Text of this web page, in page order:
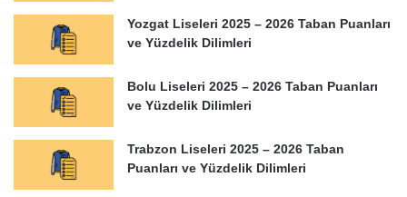
Yozgat Liseleri 2025 – 2026 Taban Puanları
ve Yüzdelik Dilimleri
Bolu Liseleri 2025 – 2026 Taban Puanları
ve Yüzdelik Dilimleri
Trabzon Liseleri 2025 – 2026 Taban
Puanları ve Yüzdelik Dilimleri